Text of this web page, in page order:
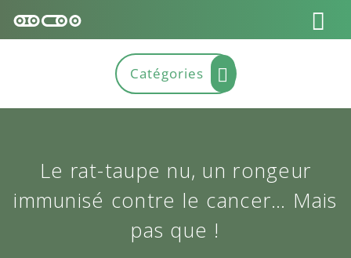
Le rat-taupe nu, un rongeur
immunisé contre le cancer… Mais
pas que !